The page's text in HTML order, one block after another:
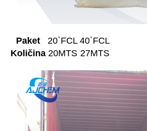
Paket 20`FCL 40`FCL
Količina 20MTS 27MTS